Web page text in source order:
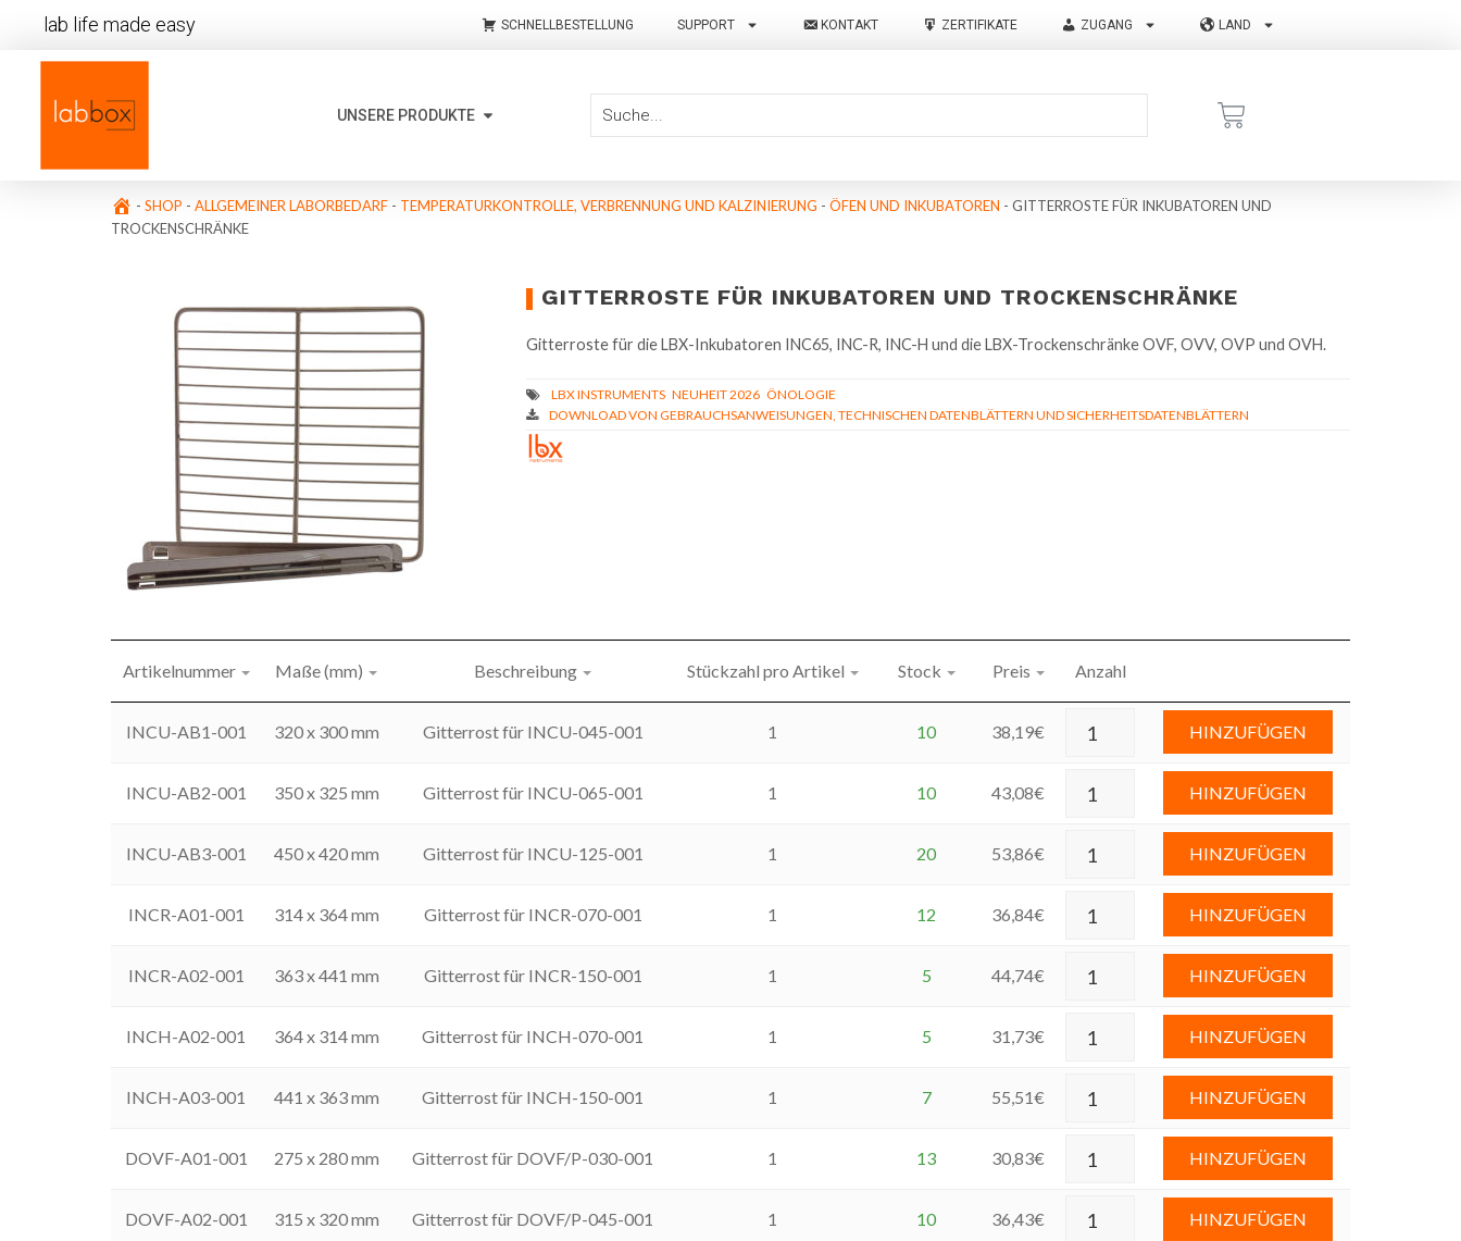
lab life made easy SCHNELLBESTELLUNG SUPPORT KONTAKT ZERTIFIKATE ZUGANG LAND
UNSERE PRODUKTE
- SHOP - ALLGEMEINER LABORBEDARF - TEMPERATURKONTROLLE, VERBRENNUNG UND KALZINIERUNG - ÖFEN UND INKUBATOREN - GITTERROSTE FÜR INKUBATOREN UND
TROCKENSCHRÄNKE
GITTERROSTE FÜR INKUBATOREN UND TROCKENSCHRÄNKE
Gitterroste für die LBX-Inkubatoren INC65, INC-R, INC-H und die LBX-Trockenschränke OVF, OVV, OVP und OVH.
DOWNLOAD VON GEBRAUCHSANWEISUNGEN, TECHNISCHEN DATENBLÄTTERN UND SICHERHEITSDATENBLÄTTERN
Artikelnummer Maße (mm) Beschreibung Stückzahl pro Artikel Stock Preis Anzahl
INCU-AB1-001 320 x 300 mm Gitterrost für INCU-045-001 1 10 38,19€ HINZUFÜGEN
INCU-AB2-001 350 x 325 mm Gitterrost für INCU-065-001 1 10 43,08€ HINZUFÜGEN
INCU-AB3-001 450 x 420 mm Gitterrost für INCU-125-001 1 20 53,86€ HINZUFÜGEN
INCR-A01-001 314 x 364 mm Gitterrost für INCR-070-001 1 12 36,84€ HINZUFÜGEN
INCR-A02-001 363 x 441 mm Gitterrost für INCR-150-001 1 5 44,74€ HINZUFÜGEN
INCH-A02-001 364 x 314 mm Gitterrost für INCH-070-001 1 5 31,73€ HINZUFÜGEN
INCH-A03-001 441 x 363 mm Gitterrost für INCH-150-001 1 7 55,51€ HINZUFÜGEN
DOVF-A01-001 275 x 280 mm Gitterrost für DOVF/P-030-001 1 13 30,83€ HINZUFÜGEN
DOVF-A02-001 315 x 320 mm Gitterrost für DOVF/P-045-001 1 10 36,43€ HINZUFÜGEN